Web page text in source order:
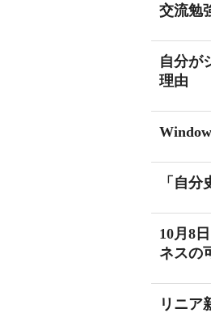
交流勉
自分が
理由
「自
10月8
ネスの
リニア